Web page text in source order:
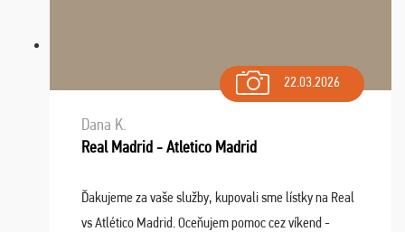
22.03.2026
Dana K.
Real Madrid - Atletico Madrid
Ďakujeme za vaše služby, kupovali sme lístky na Real
vs Atlético Madrid. Oceňujem pomoc cez víkend -